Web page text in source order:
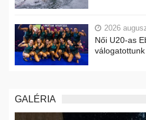
2026
Női U20-as
válogatottunk
GALÉRIA